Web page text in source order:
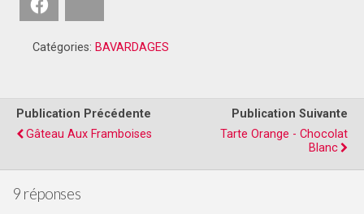
Catégories: BAVARDAGES
Publication Précédente
Gâteau Aux Framboises
Publication Suivante
Tarte Orange - Chocolat
Blanc
9 réponses